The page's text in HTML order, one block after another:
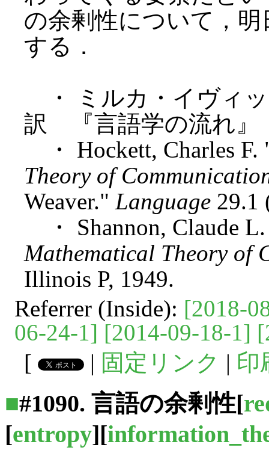
の余剰性について，
する．
・ ミルカ・イヴィ
訳 『言語学の流れ』
・ Hockett, Charles
Theory of
Weaver." Language 29.1
・ Shannon, Claude L.
Mathematical Theory of
Illinois P, 1949.
Referrer (Inside): [2018-
06-24-1] [2014-09-18-1]
[
| 固定リンク | 印
■#1090. 言語の余剰性[
[entropy][